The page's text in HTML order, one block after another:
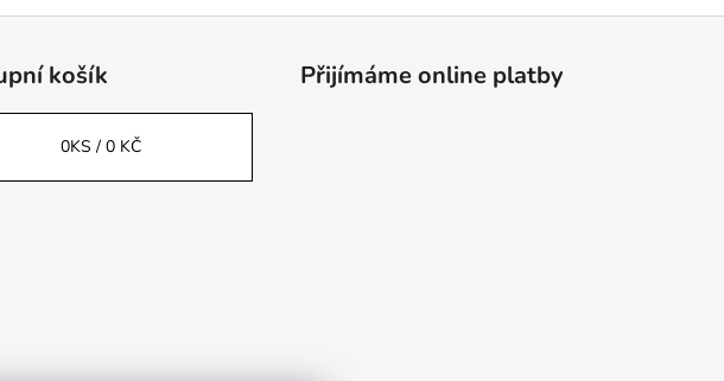
košík
0KS /0 KČ
Přijímáme online platby